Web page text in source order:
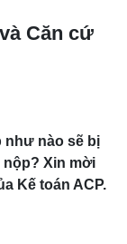
Căn cứ
như nào sẽ bị
nộp? Xin mời
Kế toán ACP.